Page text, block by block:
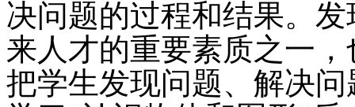
决问题的过程和结果。
来人才的重要素质之一
把学生发现问题、解决